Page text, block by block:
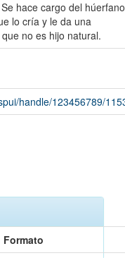
hace cargo del húerfano
lo cría y le da una
no es hijo natural.
handle/123456789/
Formato